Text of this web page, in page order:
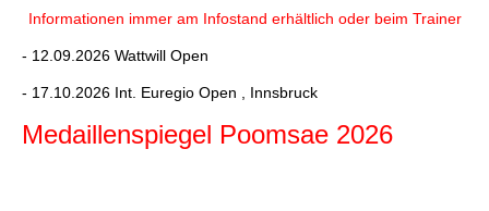
Informationen immer am Infostand erhältlich oder beim Trainer
- 12.09.2026 Wattwill Open
- 17.10.2026 Int. Euregio Open , Innsbruck
Medaillenspiegel Poomsae 2026